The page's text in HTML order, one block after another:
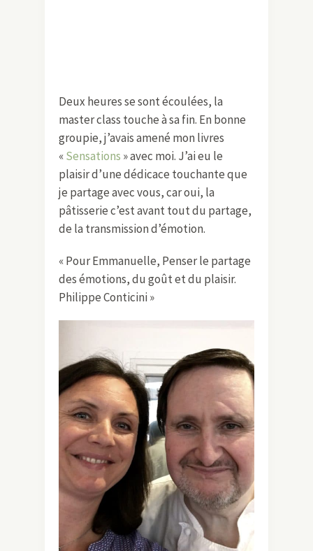
Deux heures se sont écoulées, la
master class touche à sa fin. En bonne
groupie, j’avais amené mon livres
«Sensations » avec moi. J’ai eu le
plaisir d’une dédicace touchante que
je partage avec vous, car oui, la
pâtisserie c’est avant tout du partage,
de la transmission d’émotion.
« Pour Emmanuelle, Penser le partage
des émotions, du goût et du plaisir.
Philippe Conticini »